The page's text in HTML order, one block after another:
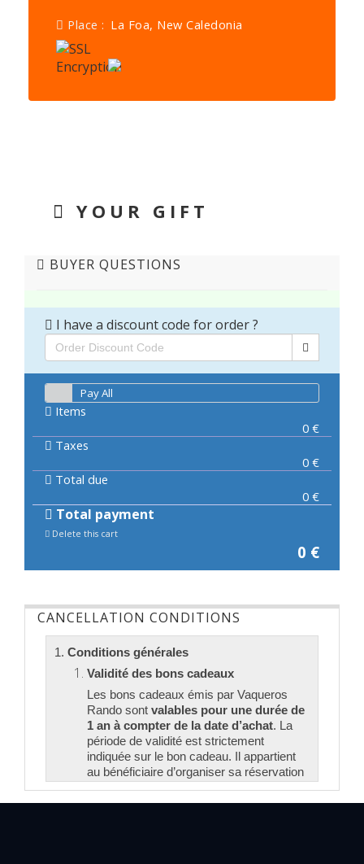
Place : La Foa, New Caledonia
YOUR GIFT
BUYER QUESTIONS
I have a discount code for order ?
Pay All
Items
0 €
Taxes
0 €
Total due
0 €
Total payment
Delete this cart
0 €
CANCELLATION CONDITIONS
1. Conditions générales
Validité des bons cadeaux
Les bons cadeaux émis par Vaqueros
Rando sont valables pour une durée de
1 an à compter de la date d’achat. La
période de validité est strictement
indiquée sur le bon cadeau. Il appartient
au bénéficiaire d’organiser sa réservation
et de consommer la prestation dans ce
délai.